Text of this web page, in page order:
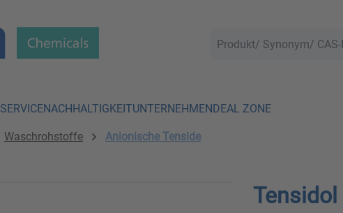
SERVICENACHHALTIGKEITUNTERNEHMENDEAL ZONE
Waschrohstoffe Anionische Tenside